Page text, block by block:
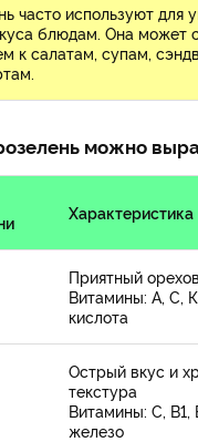
часто используют для
блюдам. Она может
к салатам, супам,
можно
Характеристика
Приятный
Витамины: А, С,
кислота
Острый вкус и
текстура
Витамины: С, В1,
железо